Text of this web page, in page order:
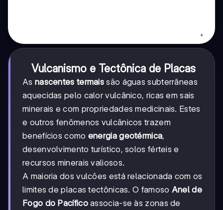
Vulcanismo e Tectônica de Placas
As nascentes termais são águas subterrâneas
aquecidas pelo calor vulcânico, ricas em sais
minerais e com propriedades medicinais. Estes
e outros fenômenos vulcânicos trazem
benefícios como energia geotérmica,
desenvolvimento turístico, solos férteis e
recursos minerais valiosos.
A maioria dos vulcões está relacionada com os
limites de placas tectônicas. O famoso Anel de
Fogo do Pacíficoassocia-se às zonas de